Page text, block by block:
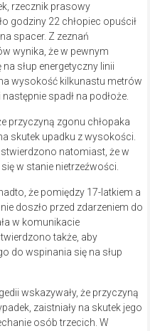
rzecznik prasowy
godziny 22 chłopiec opuścił
spacer. Z zeznań
wynika, że w pewnym
słup energetyczny linii
wysokość kilkunastu metrów
spadł na podłoże.
przyczyną zgonu chłopaka
skutek upadku z wysokości.
natomiast, że w
w stanie nietrzeźwości.
że pomiędzy 17-latkiem a
doszło przed zdarzeniem do
w komunikacie
także, aby
do wspinania się na słup
wskazywały, że przyczyną
zaistniały na skutek jego
osób trzecich. W